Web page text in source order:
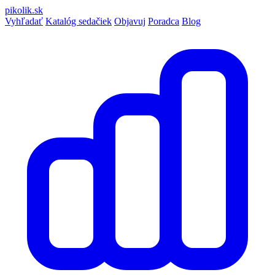
pikolik.sk
Vyhľadať Katalóg sedačiek Objavuj Poradca Blog